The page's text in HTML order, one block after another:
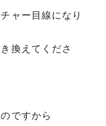
ャー目線になり
換えてくださ
ですから